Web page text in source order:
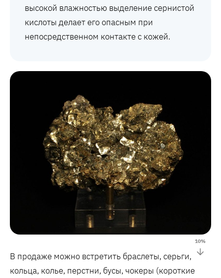
высокой влажностью выделение сернистой
кислоты делает его опасным при
непосредственном контакте с кожей.
В продаже можно встретить браслеты, серьги,
кольца, колье, перстни, бусы, чокеры (короткие
10%